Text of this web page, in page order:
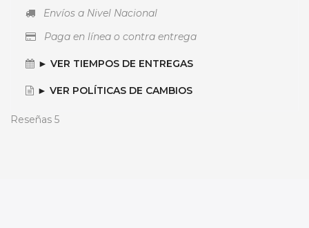
Envíos a Nivel Nacional
Paga en línea o contra entrega
► VER TIEMPOS DE ENTREGAS
► VER POLÍTICAS DE CAMBIOS
Reseñas 5